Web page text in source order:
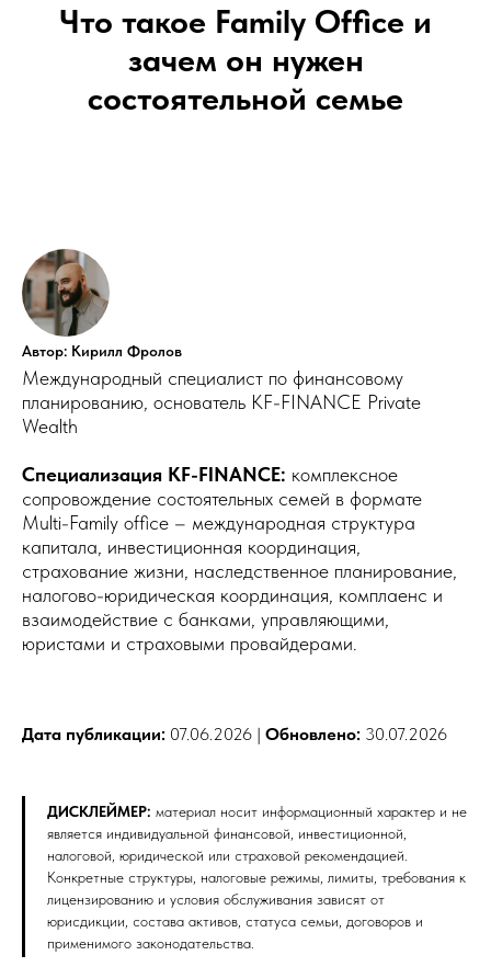
Что такое Family Office и
зачем он нужен
состоятельной семье
Автор: Кирилл Фролов
Международный специалист по финансовому
планированию, основатель KF-FINANCE Private
Wealth
Специализация KF-FINANCE: комплексное
сопровождение состоятельных семей в формате
Multi-Family office – международная структура
капитала, инвестиционная координация,
страхование жизни, наследственное планирование,
налогово-юридическая координация, комплаенс и
взаимодействие с банками, управляющими,
юристами и страховыми провайдерами.
Дата публикации: 07.06.2026 | Обновлено: 30.07.2026
ДИСКЛЕЙМЕР: материал носит информационный характер и не
является индивидуальной финансовой, инвестиционной,
налоговой, юридической или страховой рекомендацией.
Конкретные структуры, налоговые режимы, лимиты, требования к
лицензированию и условия обслуживания зависят от
юрисдикции, состава активов, статуса семьи, договоров и
применимого законодательства.